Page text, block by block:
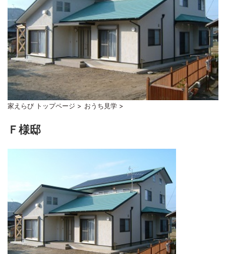
家えらび トップページ > おうち見学 >
Ｆ様邸